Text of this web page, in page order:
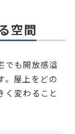
空間
でも開放感溢
。屋上をどの
く変わること